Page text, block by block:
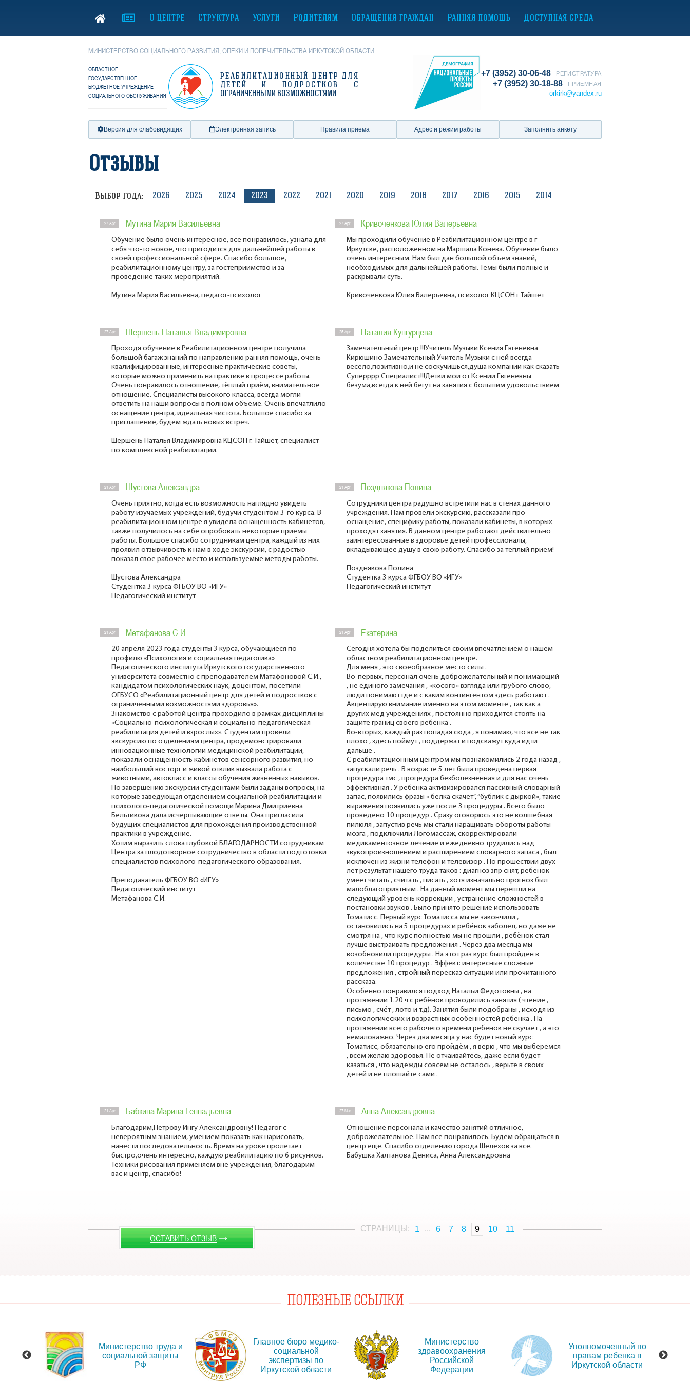
О центре Структура Услуги Родителям Обращения граждан Ранняя помощь Доступная среда
МИНИСТЕРСТВО СОЦИАЛЬНОГО РАЗВИТИЯ, ОПЕКИ И ПОПЕЧИТЕЛЬСТВА ИРКУТСКОЙ ОБЛАСТИ
ОБЛАСТНОЕ
ГОСУДАРСТВЕННОЕ
БЮДЖЕТНОЕ УЧРЕЖДЕНИЕ
СОЦИАЛЬНОГО ОБСЛУЖИВАНИЯ
РЕАБИЛИТАЦИОННЫЙ ЦЕНТР ДЛЯ
ДЕТЕЙ И ПОДРОСТКОВ С
ОГРАНИЧЕННЫМИ ВОЗМОЖНОСТЯМИ
+7 (3952) 30-06-48 РЕГИСТРАТУРА
+7 (3952) 30-18-88 ПРИЁМНАЯ
orkirk@yandex.ru
Версия для слабовидящих Электронная запись Правила приема Адрес и режим работы Заполнить анкету
Отзывы
Выбор года: 2026 2025 2024 2023 2022 2021 2020 2019 2018 2017 2016 2015 2014
27 Apr Мутина Мария Васильевна
Обучение было очень интересное, все понравилось, узнала для
себя что-то новое, что пригодится для дальнейшей работы в
своей профессиональной сфере. Спасибо большое,
реабилитационному центру, за гостеприимство и за
проведение таких мероприятий.
Мутина Мария Васильевна, педагог-психолог
27 Apr Кривоченкова Юлия Валерьевна
Мы проходили обучение в Реабилитационном центре в г
Иркутске, расположенном на Маршала Конева. Обучение было
очень интересным. Нам был дан большой объем знаний,
необходимых для дальнейшей работы. Темы были полные и
раскрывали суть.
Кривоченкова Юлия Валерьевна, психолог КЦСОН г Тайшет
27 Apr Шершень Наталья Владимировна
Проходя обучение в Реабилитационном центре получила
большой багаж знаний по направлению ранняя помощь, очень
квалифицированные, интересные практические советы,
которые можно применить на практике в процессе работы.
Очень понравилось отношение, тёплый приём, внимательное
отношение. Специалисты высокого класса, всегда могли
ответить на наши вопросы в полном объёме. Очень впечатлило
оснащение центра, идеальная чистота. Большое спасибо за
приглашение, будем ждать новых встреч.
Шершень Наталья Владимировна КЦСОН г. Тайшет, специалист
по комплексной реабилитации.
25 Apr Наталия Кунгурцева
Замечательный центр !!!Учитель Музыки Ксения Евгеневна
Кирюшино Замечательный Учитель Музыки с ней всегда
весело,позитивно,и не соскучишься,душа компании как сказать
Суперррр Специалист!!!Детки мои от Ксении Евгеневны
безума,всегда к ней бегут на занятия с большим удовольствием
21 Apr Шустова Александра
Очень приятно, когда есть возможность наглядно увидеть
работу изучаемых учреждений, будучи студентом 3-го курса. В
реабилитационном центре я увидела оснащенность кабинетов,
также получилось на себе опробовать некоторые приемы
работы. Большое спасибо сотрудникам центра, каждый из них
проявил отзывчивость к нам в ходе экскурсии, с радостью
показал свое рабочее место и используемые методы работы.
Шустова Александра
Студентка 3 курса ФГБОУ ВО «ИГУ»
Педагогический институт
21 Apr Позднякова Полина
Сотрудники центра радушно встретили нас в стенах данного
учреждения. Нам провели экскурсию, рассказали про
оснащение, специфику работы, показали кабинеты, в которых
проходят занятия. В данном центре работают действительно
заинтересованные в здоровье детей профессионалы,
вкладывающее душу в свою работу. Спасибо за теплый прием!
Позднякова Полина
Студентка 3 курса ФГБОУ ВО «ИГУ»
Педагогический институт
21 Apr Метафанова С.И.
20 апреля 2023 года студенты 3 курса, обучающиеся по
профилю «Психология и социальная педагогика»
Педагогического института Иркутского государственного
университета совместно с преподавателем Матафоновой С.И.,
кандидатом психологических наук, доцентом, посетили
ОГБУСО «Реабилитационный центр для детей и подростков с
ограниченными возможностями здоровья».
Знакомство с работой центра проходило в рамках дисциплины
«Социально-психологическая и социально-педагогическая
реабилитация детей и взрослых». Студентам провели
экскурсию по отделениям центра, продемонстрировали
инновационные технологии медицинской реабилитации,
показали оснащенность кабинетов сенсорного развития, но
наибольший восторг и живой отклик вызвала работа с
животными, автокласс и классы обучения жизненных навыков.
По завершению экскурсии студентами были заданы вопросы, на
которые заведующая отделением социальной реабилитации и
психолого-педагогической помощи Марина Дмитриевна
Бельтикова дала исчерпывающие ответы. Она пригласила
будущих специалистов для прохождения производственной
практики в учреждение.
Хотим выразить слова глубокой БЛАГОДАРНОСТИ сотрудникам
Центра за плодотворное сотрудничество в области подготовки
специалистов психолого-педагогического образования.
Преподаватель ФГБОУ ВО «ИГУ»
Педагогический институт
Метафанова С.И.
21 Apr Екатерина
Сегодня хотела бы поделиться своим впечатлением о нашем
областном реабилитационном центре.
Для меня , это своеобразное место силы .
Во-первых, персонал очень доброжелательный и понимающий
, не единого замечания , «косого» взгляда или грубого слово,
люди понимают где и с каким контингентом здесь работают .
Акцентирую внимание именно на этом моменте , так как а
других мед учреждениях , постоянно приходится стоять на
защите границ своего ребёнка .
Во-вторых, каждый раз попадая сюда , я понимаю, что все не так
плохо , здесь поймут , поддержат и подскажут куда идти
дальше .
С реабилитационным центром мы познакомились 2 года назад ,
запускали речь . В возрасте 5 лет была проведена первая
процедура тмс , процедура безболезненная и для нас очень
эффективная . У ребёнка активизировался пассивный словарный
запас, появились фразы « белка скачет”, “бублик с дыркой», такие
выражения появились уже после 3 процедуры . Всего было
проведено 10 процедур . Сразу оговорюсь это не волшебная
пилюля , запустив речь мы стали наращивать обороты работы
мозга , подключили Логомассаж, скорректировали
медикаментозное лечение и ежедневно трудились над
звукопроизношением и расширением словарного запаса , был
исключён из жизни телефон и телевизор . По прошествии двух
лет результат нашего труда таков : диагноз зпр снят, ребёнок
умеет читать , считать , писать , хотя изначально прогноз был
малоблагоприятным . На данный момент мы перешли на
следующий уровень коррекции , устранение сложностей в
постановки звуков . Было принято решение использовать
Томатисс. Первый курс Томатисса мы не закончили ,
остановились на 5 процедурах и ребёнок заболел, но даже не
смотря на , что курс полностью мы не прошли , ребёнок стал
лучше выстраивать предложения . Через два месяца мы
возобновили процедуры . На этот раз курс был пройден в
количестве 10 процедур . Эффект: интересные сложные
предложения , стройный пересказ ситуации или прочитанного
рассказа.
Особенно понравился подход Натальи Федотовны , на
протяжении 1.20 ч с ребёнок проводились занятия ( чтение ,
письмо , счёт , лото и т.д). Занятия были подобраны , исходя из
психологических и возрастных особенностей ребёнка . На
протяжении всего рабочего времени ребёнок не скучает , а это
немаловажно. Через два месяца у нас будет новый курс
Томатисс, обязательно его пройдём , я верю , что мы выберемся
, всем желаю здоровья. Не отчаивайтесь, даже если будет
казаться , что надежды совсем не осталось , верьте в своих
детей и не плошайте сами .
21 Apr Бабкина Марина Геннадьевна
Благодарим,Петрову Ингу Александровну! Педагог с
невероятным знанием, умением показать как нарисовать,
нанести последовательность. Время на уроке пролетает
быстро,очень интересно, каждую реабилитацию по 6 рисунков.
Техники рисования применяем вне учреждения, благодарим
вас и центр, спасибо!
27 Mar Анна Александровна
Отношение персонала и качество занятий отличное,
доброжелательное. Нам все понравилось. Будем обращаться в
центр еще. Спасибо отделению города Шелехов за все.
Бабушка Халтанова Дениса, Анна Александровна
ОСТАВИТЬ ОТЗЫВ→
СТРАНИЦЫ: 1 ... 6 7 8 9 10 11
ПОЛЕЗНЫЕ ССЫЛКИ
Министерство труда и
социальной защиты
РФ
Главное бюро медико-
социальной
экспертизы по
Иркутской области
Министерство
здравоохранения
Российской
Федерации
Уполномоченный по
правам ребенка в
Иркутской области